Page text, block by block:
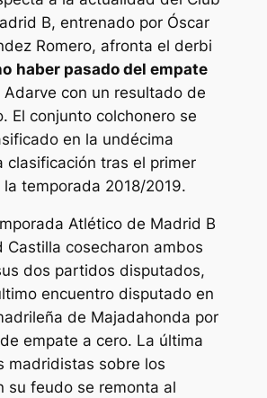
B, entrenado por Óscar
Romero, afronta el derbi
haber pasado del empate
Adarve con un resultado de
El conjunto colchonero se
en la undécima
clasificación tras el primer
temporada 2018/2019.
Atlético de Madrid B
Castilla cosecharon ambos
dos partidos disputados,
encuentro disputado en
de Majadahonda por
empate a cero. La última
madridistas sobre los
su feudo se remonta al